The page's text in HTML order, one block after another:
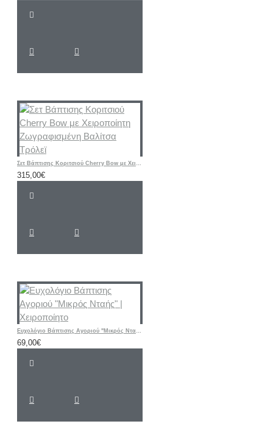
Σετ Βάπτισης Κοριτσιού Cherry Bow με Χειροποίητη Ζωγραφισμένη Βαλίτσα Τρόλεϊ
315,00€
Ευχολόγιο Βάπτισης Αγοριού "Μικρός Νταής" | Χειροποίητο
69,00€